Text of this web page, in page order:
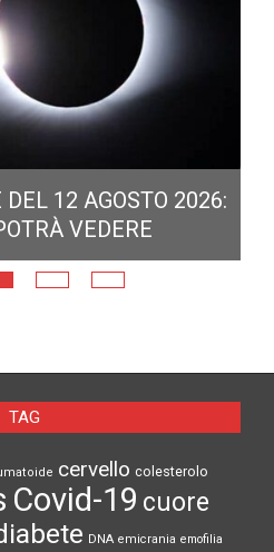
12 AGOSTO 2026:
VEDERE
TAG
cervello colesterolo
Covid-19 cuore
DNA emicrania emofilia